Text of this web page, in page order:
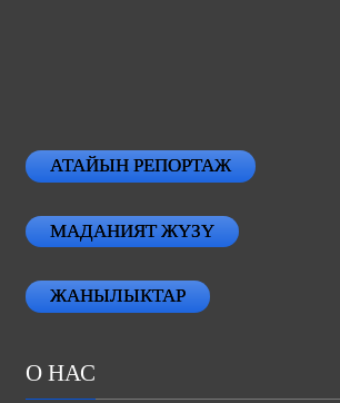
АТАЙЫН РЕПОРТАЖ
МАДАНИЯТ ЖҮЗҮ
ЖАНЫЛЫКТАР
О НАС